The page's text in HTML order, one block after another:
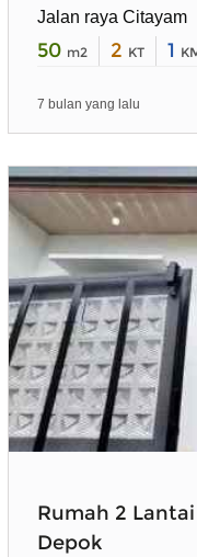
Jalan raya Citayam
50 m2 2 KT 1
7 bulan yang lalu
Rumah 2
Depok